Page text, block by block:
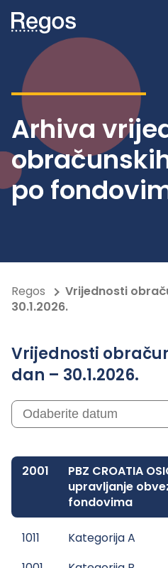
Arhiva
po
Regos
Vrijednosti
30.1.2026.
Vrijednosti
dan – 30.1.2026.
2001
PBZ CROATIA
upravljanje
fondovima
1011 Kategorija A